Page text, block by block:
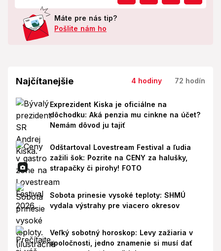
Máte pre nás tip?
Pošlite nám ho
Najčítanejšie 4 hodiny 72 hodín
Exprezident Kiska je oficiálne na
dôchodku: Aká penzia mu cinkne na účet?
Nemám dôvod ju tajiť
Odštartoval Lovestream Festival a ľudia
zažili šok: Pozrite na CENY za halušky,
strapačky či pirohy! FOTO
Sobota prinesie vysoké teploty: SHMÚ
vydala výstrahy pre viacero okresov
Veľký sobotný horoskop: Levy zažiaria v
spoločnosti, jedno znamenie si musí dať